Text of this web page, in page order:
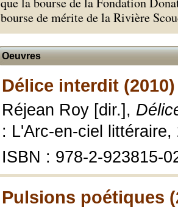
bourse de mérite de la Rivière
Oeuvres
Délice interdit (2010)
Réjean Roy [dir.],
: L'Arc-en-ciel
ISBN : 978-2-923815-
Pulsions poétiques